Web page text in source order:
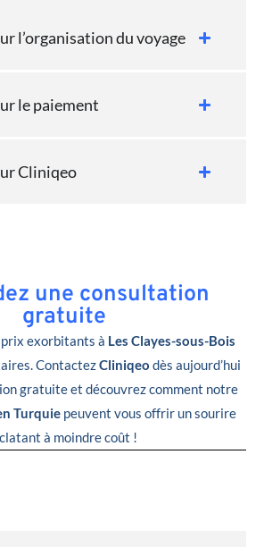
l’organisation du voyage
le paiement
Cliniqeo
une consultation
gratuite
prix exorbitants à Les Clayes-sous-Bois
ContactezCliniqeo dès aujourd’hui
gratuite et découvrez comment notre
Turquiepeuvent vous offrir un sourire
à moindre coût !